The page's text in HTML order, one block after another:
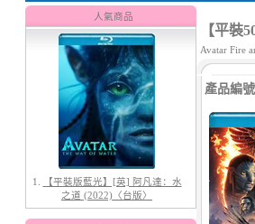
人氣商品
之道 (2022)〈台版〉
與燼 (2025)(Atmos 版)〈台版〉
【平裝
Avatar Fire
產品編